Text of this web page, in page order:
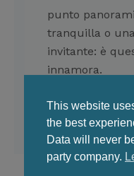
This website
the best
Data will never
party company.
punto
tranquilla o
invitante: è
innamora.